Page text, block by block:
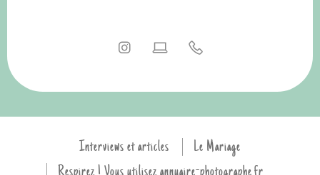
Interviews et articles
Le Mariage